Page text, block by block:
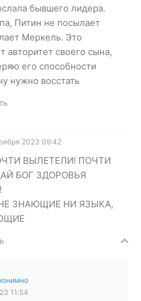
бывшего лидера.
Питин не посылает
Меркель. Это
авторитет своего сына,
его способности
нужно восстать
2023 09:42
ВЫЛЕТЕЛИ! ПОЧТИ
БОГ ЗДОРОВЬЯ
ЗНАЮЩИЕ НИ ЯЗЫКА,
11:54